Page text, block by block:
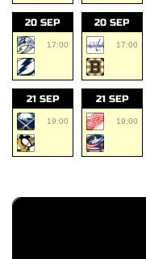
20 SEP
17:00
20 SEP
17:00
21 SEP
19:00
21 SEP
19:00